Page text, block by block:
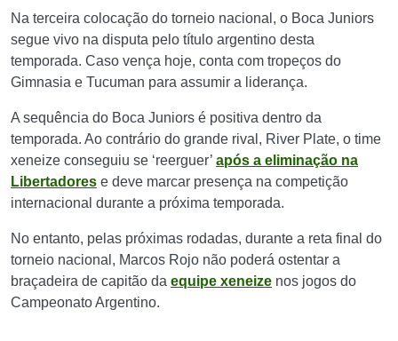
Na terceira colocação do torneio nacional, o Boca Juniors
segue vivo na disputa pelo título argentino desta
temporada. Caso vença hoje, conta com tropeços do
Gimnasia e Tucuman para assumir a liderança.
A sequência do Boca Juniors é positiva dentro da
temporada. Ao contrário do grande rival, River Plate, o time
xeneize conseguiu se ‘reerguer’ após a eliminação na
Libertadores e deve marcar presença na competição
internacional durante a próxima temporada.
No entanto, pelas próximas rodadas, durante a reta final do
torneio nacional, Marcos Rojo não poderá ostentar a
braçadeira de capitão da equipe xeneize nos jogos do
Campeonato Argentino.